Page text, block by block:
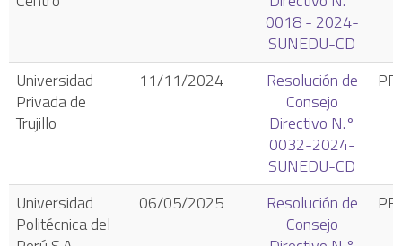
0018 - 2024-
SUNEDU-CD
Universidad
Privada de
Trujillo
11/11/2024
Resolución de
Consejo
Directivo N.°
0032-2024-
SUNEDU-CD
Universidad
Politécnica del
06/05/2025
Resolución de
Consejo